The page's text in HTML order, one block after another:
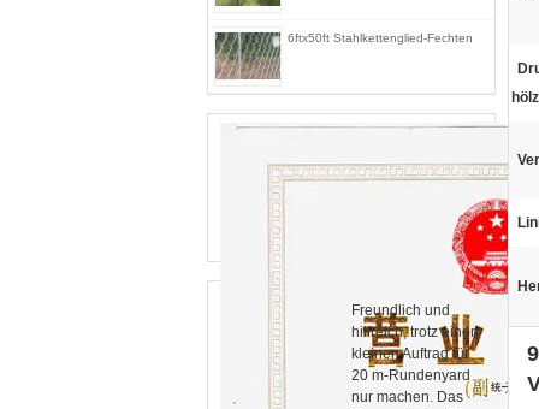
6ftx50ft Stahlkettenglied-Fechten
Freundlich und
hilfreich, trotz einen
kleinen Auftrag für
20 m-Rundenyard
nur machen. Das